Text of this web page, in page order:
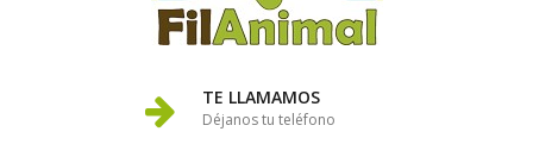
TE LLAMAMOS
Déjanos tu teléfono